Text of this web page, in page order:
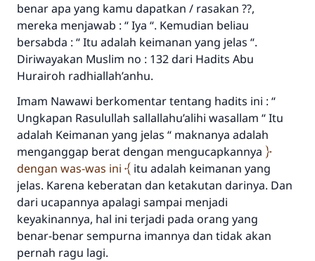
benar apa yang kamu dapatkan / rasakan ??,
mereka menjawab : “ Iya “. Kemudian beliau
bersabda : “ Itu adalah keimanan yang jelas “.
Diriwayakan Muslim no : 132 dari Hadits Abu
Hurairoh radhiallah’anhu.
Imam Nawawi berkomentar tentang hadits ini : “
Ungkapan Rasulullah sallallahu’alihi wasallam “ Itu
adalah Keimanan yang jelas “ maknanya adalah
menganggap berat dengan mengucapkannya
dengan was-was ini
itu adalah keimanan yang
jelas. Karena keberatan dan ketakutan darinya. Dan
dari ucapannya apalagi sampai menjadi
keyakinannya, hal ini terjadi pada orang yang
benar-benar sempurna imannya dan tidak akan
pernah ragu lagi.
Saham